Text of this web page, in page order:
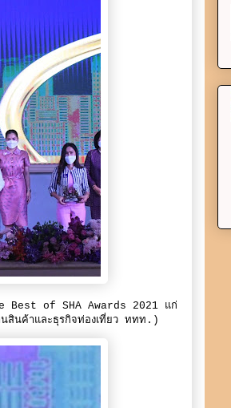
Best of SHA Awards 2021 แก่
สินค้าและธุรกิจท่องเที่ยว ททท.)